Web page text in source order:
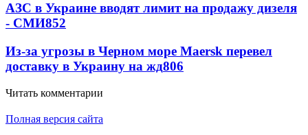
АЗС в Украине вводят лимит на продажу дизеля
- СМИ852
Из-за угрозы в Черном море Maersk перевел
доставку в Украину на жд806
Читать комментарии
Полная версия сайта